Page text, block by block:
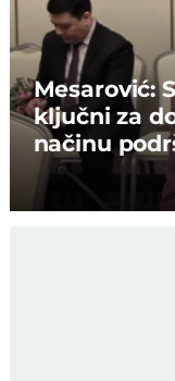
Mesarović:
ključni za
načinu